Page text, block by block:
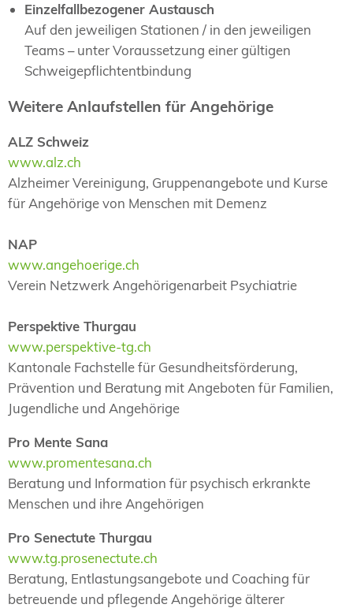
Einzelfallbezogener Austausch
Auf den jeweiligen Stationen / in den jeweiligen
Teams – unter Voraussetzung einer gültigen
Schweigepflichtentbindung
Weitere Anlaufstellen für Angehörige
ALZ Schweiz
www.alz.ch
Alzheimer Vereinigung, Gruppenangebote und Kurse
für Angehörige von Menschen mit Demenz
NAP
www.angehoerige.ch
Verein Netzwerk Angehörigenarbeit Psychiatrie
Perspektive Thurgau
www.perspektive-tg.ch
Kantonale Fachstelle für Gesundheitsförderung,
Prävention und Beratung mit Angeboten für Familien,
Jugendliche und Angehörige
Pro Mente Sana
www.promentesana.ch
Beratung und Information für psychisch erkrankte
Menschen und ihre Angehörigen
Pro Senectute Thurgau
www.tg.prosenectute.ch
Beratung, Entlastungsangebote und Coaching für
betreuende und pflegende Angehörige älterer